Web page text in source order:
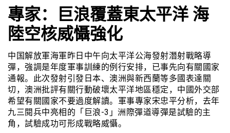
專家：巨浪覆蓋東太平洋 海
陸空核威懾強化
中国解放軍海軍昨日中午向太平洋公海發射潛射戰略導
彈，強調是年度軍事訓練的例行安排，已事先向有關國家
通報。此次發射引發日本、澳洲與新西蘭等多國表達關
切，澳洲批評有關行動破壞太平洋地區穩定，中國外交部
希望有關國家不要過度解讀。軍事專家宋忠平分析，去年
九三閱兵中亮相的「巨浪-3」洲際彈道導彈是試驗的主
角，試驗成功可形成戰略威懾。